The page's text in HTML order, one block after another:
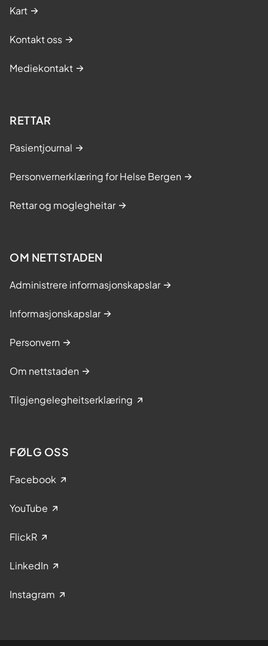
Kart
Kontakt oss
Mediekontakt
RETTAR
Pasientjournal
Personvernerklæring for Helse Bergen
Rettar og moglegheitar
OM NETTSTADEN
Administrere informasjonskapslar
Informasjonskapslar
Personvern
Om nettstaden
Tilgjengelegheitserklæring
FØLG OSS
Facebook
YouTube
FlickR
LinkedIn
Instagram